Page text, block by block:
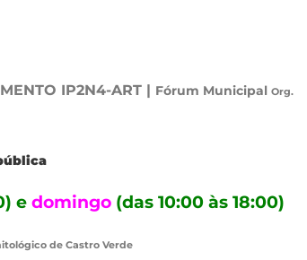
IP2N4-ART | Fórum Municipal Org.
e domingo (das 10:00 às 18:00)
de Castro Verde